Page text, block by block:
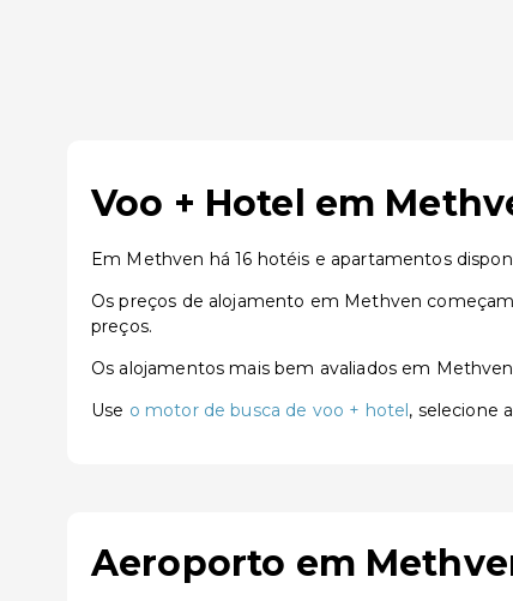
Voo + Hotel em
Em Methven há 16 hotéis e apartamentos
Os preços de alojamento em Methven
preços.
Os alojamentos mais bem avaliados em
Use o motor de busca de voo + hotel, selecione
Aeroporto em